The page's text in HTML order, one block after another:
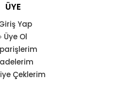
ÜYE
Yap
Üye Ol
Çeklerim